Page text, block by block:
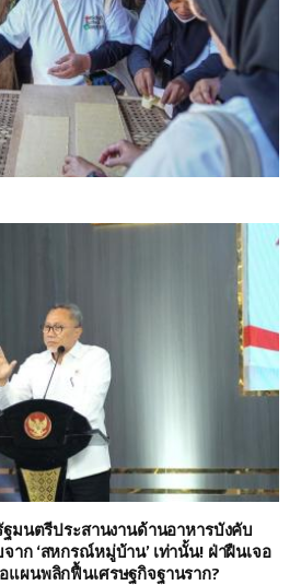
ฐมนตรีประสานงานด้านอาหารบังคับ
าก ‘สหกรณ์หมู่บ้าน’ เท่านั้น! ฝ่าฝืนเจอ
ผนพลิกฟื้นเศรษฐกิจฐานราก?